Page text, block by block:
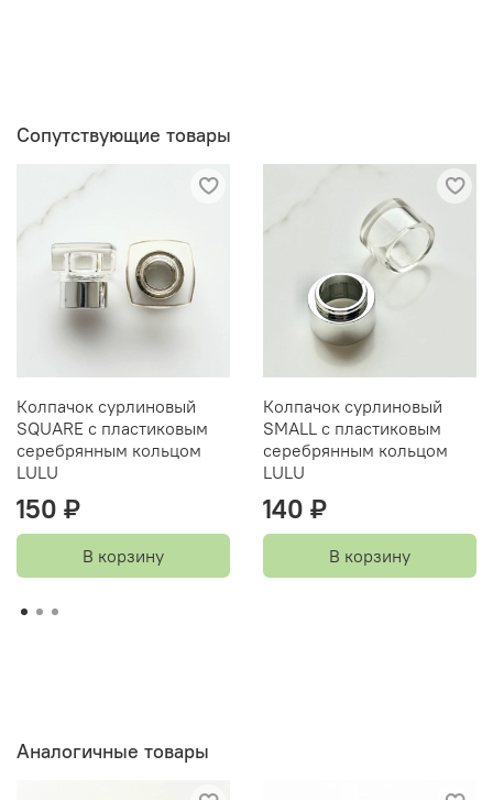
ПОСЛЕ ПОДРЕЗКИ МОЖНО:
БУДЕТ ИМЕТЬ ОТВЕРСТИЕ)
2. НАЖАВ НЕСКОЛЬКО РАЗ НА СУХОЙ СПРЕЙ ТАК,
ЧТОБЫ ИЗ СПРЕЯ ВЫХОДИЛ ВОЗДУХ
Сопутствующие товары
Колпачок сурлиновый
SQUARE с пластиковым
серебрянным кольцом
LULU
150 ₽
В корзину
Колпачок сурлиновый
SMALL с пластиковым
серебрянным кольцом
LULU
140 ₽
В корзину
Аналогичные товары